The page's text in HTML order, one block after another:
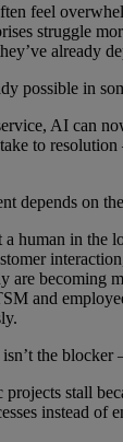
feel
struggle
already
possible in
AI can
to
depends on
human in the
are becoming
and
the
stall
instead of